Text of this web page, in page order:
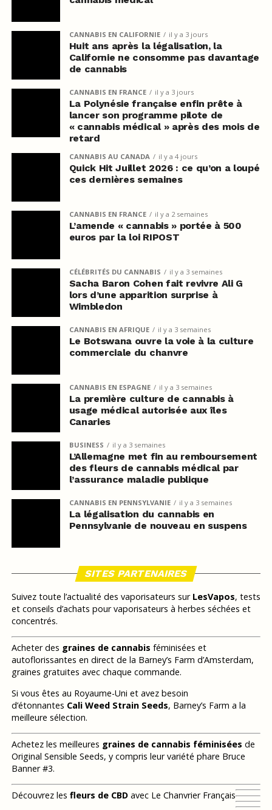
CANNABIS EN CALIFORNIE il y a 3 jours
Huit ans après la légalisation, la
Californie ne consomme pas davantage
de cannabis
CANNABIS EN FRANCE il y a 3 jours
La Polynésie française enfin prête à
lancer son programme pilote de
« cannabis médical » après des mois de
retard
CANNABIS AU CANADA il y a 4 jours
Quick Hit Juillet 2026 : ce qu’on a loupé
ces dernières semaines
CANNABIS EN FRANCE il y a 2 semaines
L’amende « cannabis » portée à 500
euros par la loi RIPOST
CÉLÉBRITÉS DU CANNABIS il y a 3 semaines
Sacha Baron Cohen fait revivre Ali G
lors d’une apparition surprise à
Wimbledon
CANNABIS EN AFRIQUE il y a 3 semaines
Le Botswana ouvre la voie à la culture
commerciale du chanvre
CANNABIS EN ESPAGNE il y a 3 semaines
La première culture de cannabis à
usage médical autorisée aux îles
Canaries
BUSINESS il y a 3 semaines
L’Allemagne met fin au remboursement
des fleurs de cannabis médical par
l’assurance maladie publique
CANNABIS EN PENNSYLVANIE il y a 3 semaines
La légalisation du cannabis en
Pennsylvanie de nouveau en suspens
SITES PARTENAIRES
Suivez toute l’actualité des vaporisateurs sur LesVapos, tests
et conseils d’achats pour vaporisateurs à herbes séchées et
concentrés.
Acheter des graines de cannabis féminisées et
autoflorissantes en direct de la Barney’s Farm d’Amsterdam,
graines gratuites avec chaque commande.
Si vous êtes au Royaume-Uni et avez besoin
d’étonnantes Cali Weed Strain Seeds, Barney’s Farm a la
meilleure sélection.
Achetez les meilleures graines de cannabis féminisées de
Original Sensible Seeds, y compris leur variété phare Bruce
Banner #3.
Découvrez les fleurs de CBDavec Le Chanvrier Français